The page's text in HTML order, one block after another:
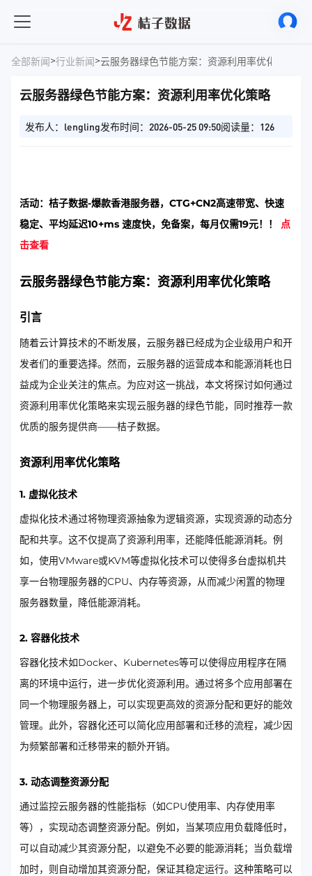
全部新闻>行业新闻>云服务器绿色节能方案：资源利用率优化策略
云服务器绿色节能方案：资源利用率优化策略
发布人：lengling发布时间：2026-05-25 09:50阅读量：126
活动：桔子数据-爆款香港服务器，CTG+CN2高速带宽、快速
稳定、平均延迟10+ms 速度快，免备案，每月仅需19元！！ 点
击查看
云服务器绿色节能方案：资源利用率优化策略
引言
随着云计算技术的不断发展，云服务器已经成为企业级用户和开
发者们的重要选择。然而，云服务器的运营成本和能源消耗也日
益成为企业关注的焦点。为应对这一挑战，本文将探讨如何通过
资源利用率优化策略来实现云服务器的绿色节能，同时推荐一款
优质的服务提供商——桔子数据。
资源利用率优化策略
1. 虚拟化技术
虚拟化技术通过将物理资源抽象为逻辑资源，实现资源的动态分
配和共享。这不仅提高了资源利用率，还能降低能源消耗。例
如，使用VMware或KVM等虚拟化技术可以使得多台虚拟机共
享一台物理服务器的CPU、内存等资源，从而减少闲置的物理
服务器数量，降低能源消耗。
2. 容器化技术
容器化技术如Docker、Kubernetes等可以使得应用程序在隔
离的环境中运行，进一步优化资源利用。通过将多个应用部署在
同一个物理服务器上，可以实现更高效的资源分配和更好的能效
管理。此外，容器化还可以简化应用部署和迁移的流程，减少因
为频繁部署和迁移带来的额外开销。
3. 动态调整资源分配
通过监控云服务器的性能指标（如CPU使用率、内存使用率
等），实现动态调整资源分配。例如，当某项应用负载降低时，
可以自动减少其资源分配，以避免不必要的能源消耗；当负载增
加时，则自动增加其资源分配，保证其稳定运行。这种策略可以